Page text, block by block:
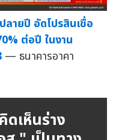
ายปี อัดโปรสินเชื่อ
ต่อปี ในงาน
— ธนาคารอาคา
เห็นร่าง